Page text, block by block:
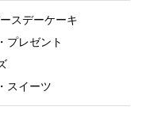
スデーケーキ
プレゼント
スイーツ